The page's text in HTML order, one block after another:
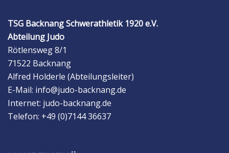
TSG Backnang Schwerathletik 1920 e.V.
Abteilung Judo
Rötlensweg 8/1
71522 Backnang
Alfred Holderle (Abteilungsleiter)
E-Mail: info@judo-backnang.de
Internet: judo-backnang.de
Telefon: +49 (0)7144 36637